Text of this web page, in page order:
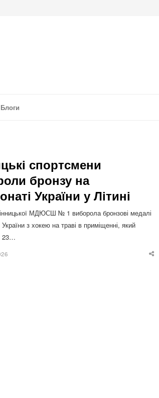
Блоги
спортсмени
бронзу на
України у Літині
МДЮСШ № 1 виборола бронзові медалі
з хокею на траві в приміщенні, який
23…